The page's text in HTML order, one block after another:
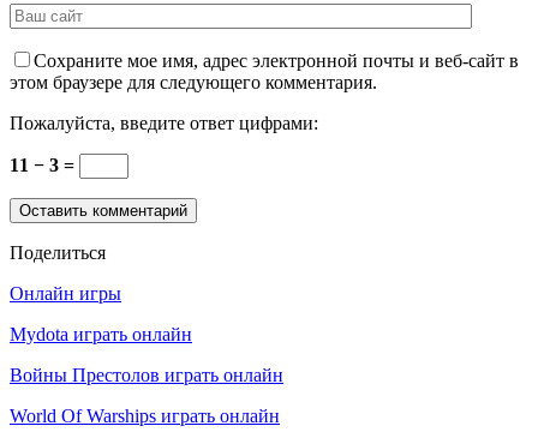
Сохраните мое имя, адрес электронной почты и веб-сайт в
этом браузере для следующего комментария.
Пожалуйста, введите ответ цифрами:
11 − 3 =
Поделиться
Онлайн игры
Mydota играть онлайн
Войны Престолов играть онлайн
World Of Warships играть онлайн